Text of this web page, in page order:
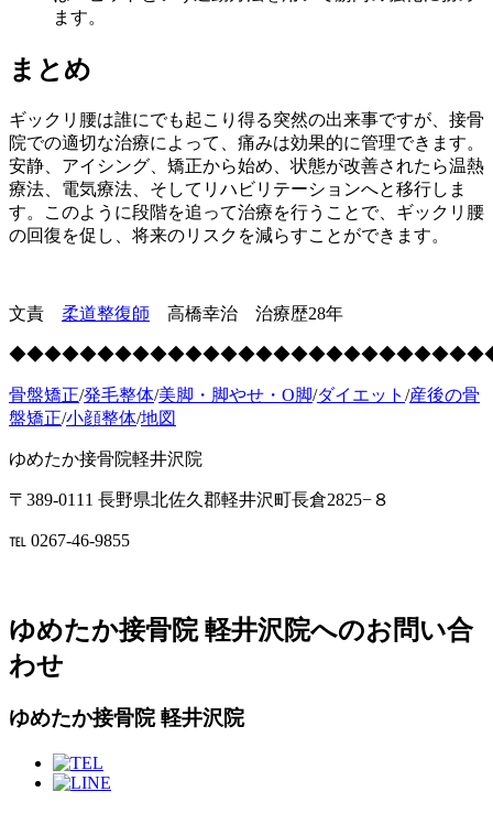
ます。
まとめ
ギックリ腰は誰にでも起こり得る突然の出来事ですが、接骨
院での適切な治療によって、痛みは効果的に管理できます。
安静、アイシング、矯正から始め、状態が改善されたら温熱
療法、電気療法、そしてリハビリテーションへと移行しま
す。このように段階を追って治療を行うことで、ギックリ腰
の回復を促し、将来のリスクを減らすことができます。
文責 柔道整復師 高橋幸治 治療歴28年
骨盤矯正/発毛整体/美脚・脚やせ・O脚/ダイエット /産後の骨
盤矯正/小顔整体/地図
ゆめたか接骨院軽井沢院
〒389-0111 長野県北佐久郡軽井沢町長倉2825−８
℡ 0267-46-9855
ゆめたか接骨院 軽井沢院へのお問い合
わせ
ゆめたか接骨院 軽井沢院